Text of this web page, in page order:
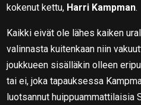
kokenut kettu, Harri Kampman.
Kaikki eivät ole lähes kaiken
valinnasta kuitenkaan niin
joukkueen sisälläkin olleen
tai ei, joka tapauksessa
luotsannut huippuammattilaisia